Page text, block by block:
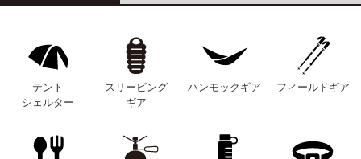
テント
シェルター
スリーピング
ギア
ハンモックギア フィールドギア